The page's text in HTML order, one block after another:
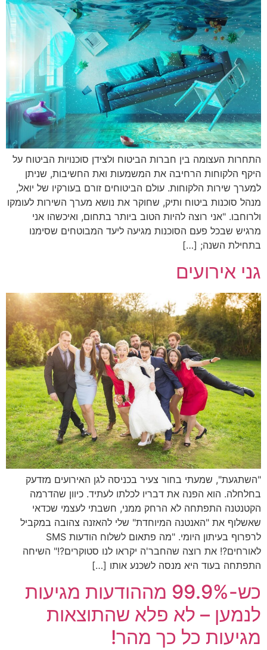
התחרות העצומה בין חברות הביטוח ולצידן סוכנויות הביטוח על
היקף הלקוחות הרחיבה את המשמעות ואת החשיבות, שניתן
למערך שירות הלקוחות. עולם הביטוחים זורם בעורקיו של יואל,
מנהל סוכנות ביטוח ותיק, שחוקר את נושא מערך השירות לעומקו
ולרוחבו. "אני רוצה להיות הטוב ביותר בתחום, ואיכשהו אני
מרגיש שבכל פעם הסוכנות מגיעה ליעד המבוטחים שסימנו
בתחילת השנה; […]
גני אירועים
"השתגעת", שמעתי בחור צעיר בכניסה לגן האירועים מזדעק
בחלחלה. הוא הפנה את דבריו לכלתו לעתיד. כיוון שהדרמה
הקטנטנה התפתחה לא הרחק ממני, חשבתי לעצמי שכדאי
שאשלוף את "האנטנה המיוחדת" שלי להאזנה צהובה במקביל
לרפרוף בעיתון היומי. "מה פתאום לשלוח הודעות SMS
לאורחים?! את רוצה שהחבר'ה יקראו לנו סטוקרים?!" השיחה
התפתחה בעוד היא מנסה לשכנע אותו […]
כש-99.9% מההודעות מגיעות
לנמען – לא פלא שהתוצאות
מגיעות כל כך מהר!